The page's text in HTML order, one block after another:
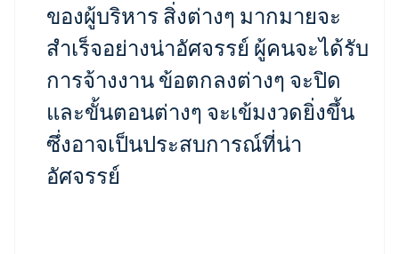
ของผู้บริหาร สิ่งต่างๆ มากมายจะ
สำเร็จอย่างน่าอัศจรรย์ ผู้คนจะได้รับ
การจ้างงาน ข้อตกลงต่างๆ จะปิด
และขั้นตอนต่างๆ จะเข้มงวดยิ่งขึ้น
ซึ่งอาจเป็นประสบการณ์ที่น่า
อัศจรรย์